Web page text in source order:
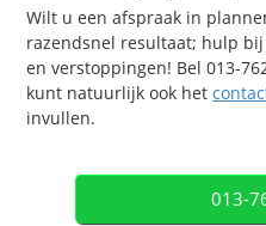
Wilt u een afspraak in
razendsnel resultaat; hulp
en verstoppingen! Bel 013-
kunt natuurlijk ook het
invullen.
013-